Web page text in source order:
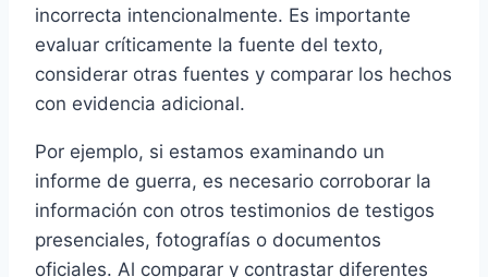
incorrecta intencionalmente. Es importante
evaluar críticamente la fuente del texto,
considerar otras fuentes y comparar los hechos
con evidencia adicional.
Por ejemplo, si estamos examinando un
informe de guerra, es necesario corroborar la
información con otros testimonios de testigos
presenciales, fotografías o documentos
oficiales. Al comparar y contrastar diferentes